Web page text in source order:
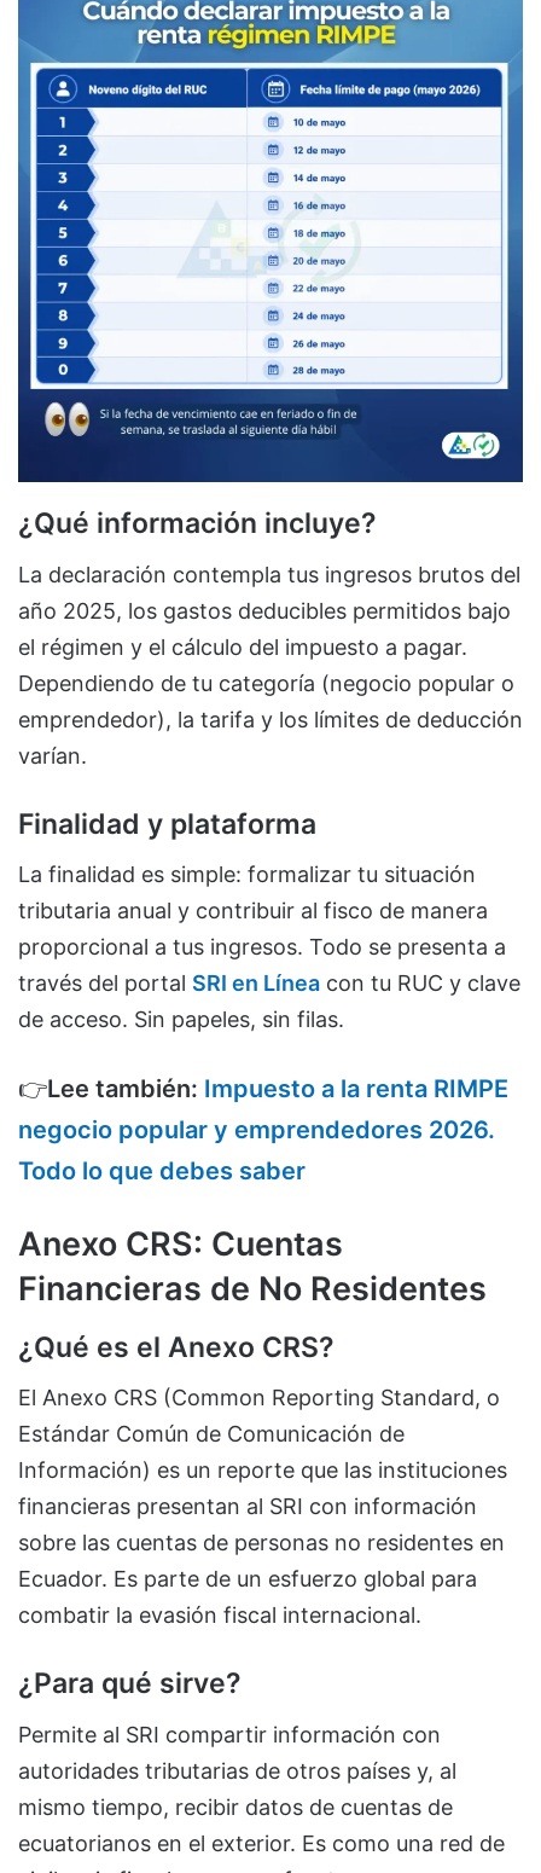
¿Qué información incluye?
La declaración contempla tus ingresos brutos del
año 2025, los gastos deducibles permitidos bajo
el régimen y el cálculo del impuesto a pagar.
Dependiendo de tu categoría (negocio popular o
emprendedor), la tarifa y los límites de deducción
varían.
Finalidad y plataforma
La finalidad es simple: formalizar tu situación
tributaria anual y contribuir al fisco de manera
proporcional a tus ingresos. Todo se presenta a
través del portal SRI en Línea con tu RUC y clave
de acceso. Sin papeles, sin filas.
👉Lee también: Impuesto a la renta RIMPE
negocio popular y emprendedores 2026.
Todo lo que debes saber
Anexo CRS: Cuentas
Financieras de No Residentes
¿Qué es el Anexo CRS?
El Anexo CRS (Common Reporting Standard, o
Estándar Común de Comunicación de
Información) es un reporte que las instituciones
financieras presentan al SRI con información
sobre las cuentas de personas no residentes en
Ecuador. Es parte de un esfuerzo global para
combatir la evasión fiscal internacional.
¿Para qué sirve?
Permite al SRI compartir información con
autoridades tributarias de otros países y, al
mismo tiempo, recibir datos de cuentas de
ecuatorianos en el exterior. Es como una red de